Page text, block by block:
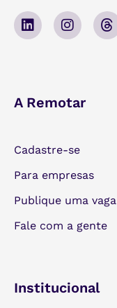
A Remotar
Cadastre-se
Para empresas
Publique uma vaga
Fale com a gente
Institucional